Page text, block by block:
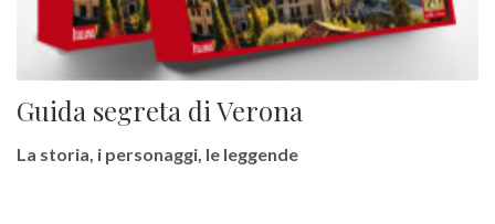
Guida segreta di Verona
La storia, i personaggi, le leggende